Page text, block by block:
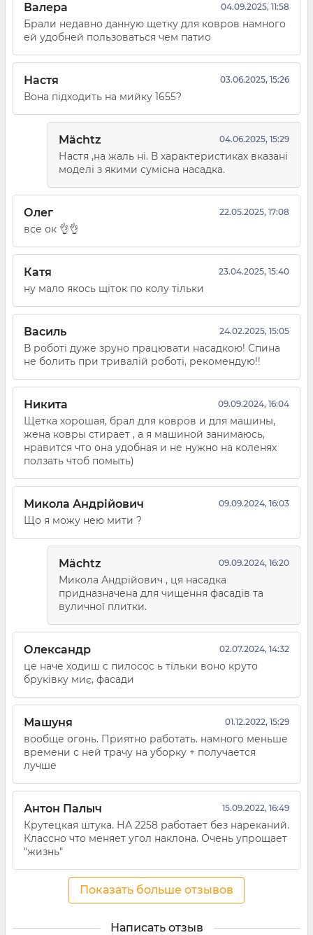
Валера 04.09.2025, 11:58
Брали недавно данную щетку для ковров намного
ей удобней пользоваться чем патио
Настя 03.06.2025, 15:26
Вона підходить на мийку 1655?
Mächtz 04.06.2025, 15:29
Настя ,на жаль ні. В характеристиках вказані
моделі з якими сумісна насадка.
Олег 22.05.2025, 17:08
все ок 👌👌
Катя 23.04.2025, 15:40
ну мало якось щіток по колу тільки
Василь 24.02.2025, 15:05
В роботі дуже зруно працювати насадкою! Спина
не болить при тривалій роботі, рекомендую!!
Никита 09.09.2024, 16:04
Щетка хорошая, брал для ковров и для машины,
жена ковры стирает , а я машиной занимаюсь,
нравится что она удобная и не нужно на коленях
ползать чтоб помыть)
Микола Андрійович 09.09.2024, 16:03
Що я можу нею мити ?
Mächtz 09.09.2024, 16:20
Микола Андрійович , ця насадка
придназначена для чищення фасадів та
вуличної плитки.
Олександр 02.07.2024, 14:32
це наче ходиш с пилосос ь тільки воно круто
бруківку миє, фасади
Машуня 01.12.2022, 15:29
вообще огонь. Приятно работать. намного меньше
времени с ней трачу на уборку + получается
лучше
Антон Палыч 15.09.2022, 16:49
Крутецкая штука. НА 2258 работает без нареканий.
Классно что меняет угол наклона. Очень упрощает
"жизнь"
Показать больше отзывов
Написать отзыв